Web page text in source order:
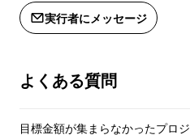
劣化しブレードの一部が
床との隙間が出来てしま
載のあるインボイスが必要な
Makuakeメッセージにて実行
実行者にメッセージ
よくある質問
目標金額が集まらなかったプロ